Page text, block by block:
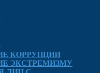
КОРРУПЦИИ
ЭКСТРЕМИЗМУ